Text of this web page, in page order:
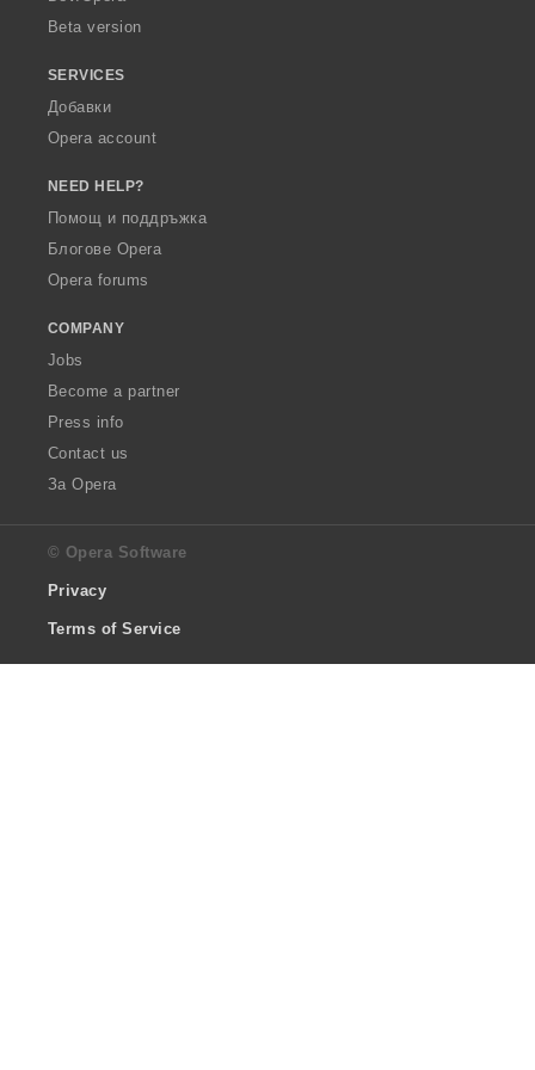
Beta version
SERVICES
Добавки
Opera account
NEED HELP?
Помощ и поддръжка
Блогове Opera
Opera forums
COMPANY
Jobs
Become a partner
Press info
Contact us
За Opera
© Opera Software
Privacy
Terms of Service